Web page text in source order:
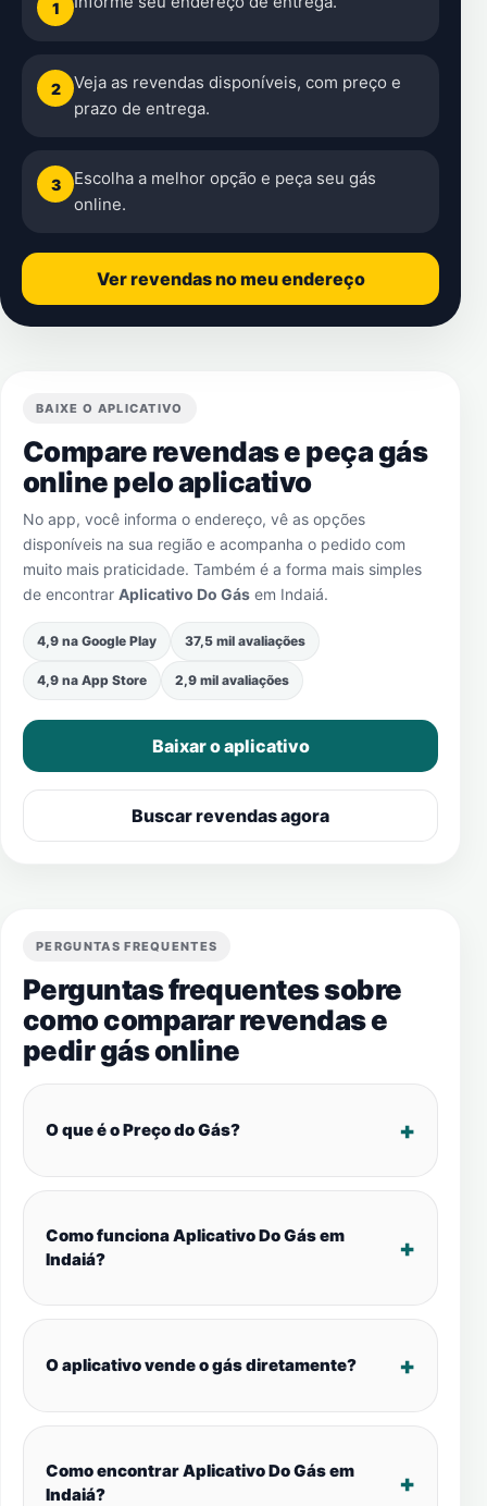
1
2
Veja as revendas disponíveis, com preço e
prazo de entrega.
3
Escolha a melhor opção e peça seu gás
online.
Ver revendas no meu endereço
BAIXE O APLICATIVO
Compare revendas e peça gás
online pelo aplicativo
No app, você informa o endereço, vê as opções
disponíveis na sua região e acompanha o pedido com
muito mais praticidade. Também é a forma mais simples
de encontrar Aplicativo Do Gás em Indaiá.
4,9 na Google Play 37,5 mil avaliações
4,9 na App Store 2,9 mil avaliações
Baixar o aplicativo
Buscar revendas agora
PERGUNTAS FREQUENTES
Perguntas frequentes sobre
como comparar revendas e
pedir gás online
O que é o Preço do Gás?
Como funciona Aplicativo Do Gás em
Indaiá?
O aplicativo vende o gás diretamente?
Como encontrar Aplicativo Do Gás em
Indaiá?